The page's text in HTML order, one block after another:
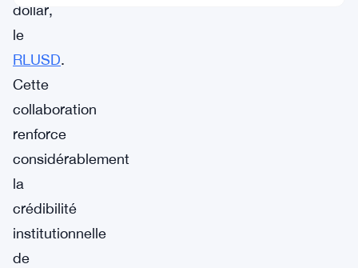
dollar,
le
RLUSD.
Cette
collaboration
renforce
considérablement
la
crédibilité
institutionnelle
de